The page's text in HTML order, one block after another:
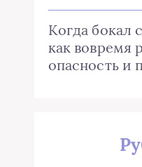
Когда бокал
как вовремя
опасность и